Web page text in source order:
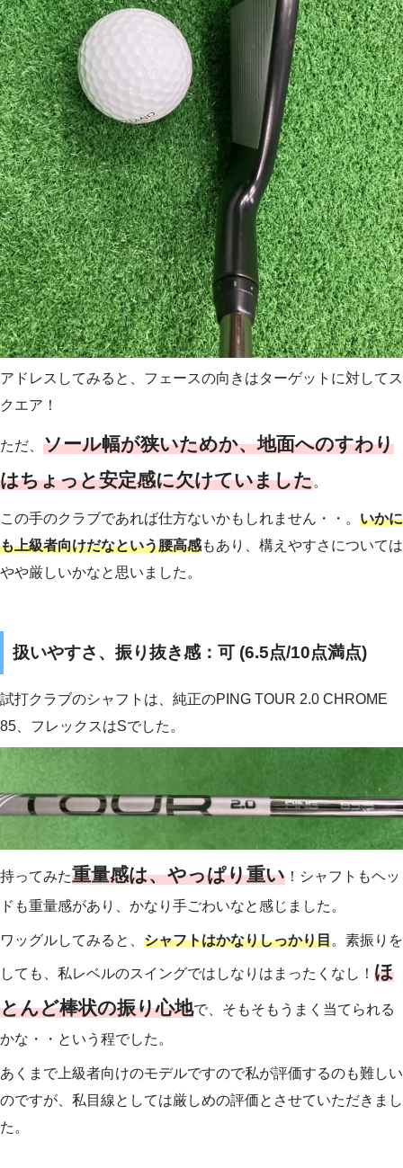
アドレスしてみると、フェースの向きはターゲットに対してス
クエア！
ただ、 ソール幅が狭いためか、地面へのすわり
はちょっと安定感に欠けていました。
この手のクラブであれば仕方ないかもしれません・・。 いかに
も上級者向けだなという腰高感もあり、構えやすさについては
やや厳しいかなと思いました。
扱いやすさ、振り抜き感：可 (6.5点/10点満点)
試打クラブのシャフトは、純正のPING TOUR 2.0 CHROME
85、フレックスはSでした。
持ってみた重量感は、やっぱり重い ！シャフトもヘッ
ドも重量感があり、かなり手ごわいなと感じました。
ワッグルしてみると、 シャフトはかなりしっかり目。素振りを
しても、私レベルのスイングではしなりはまったくなし！ ほ
とんど棒状の振り心地で、そもそもうまく当てられる
かな・・という程でした。
あくまで上級者向けのモデルですので私が評価するのも難しい
のですが、私目線としては厳しめの評価とさせていただきまし
た。